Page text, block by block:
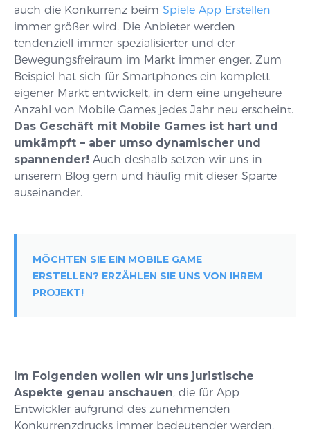
auch die Konkurrenz beim Spiele App Erstellen
immer größer wird. Die Anbieter werden
tendenziell immer spezialisierter und der
Bewegungsfreiraum im Markt immer enger. Zum
Beispiel hat sich für Smartphones ein komplett
eigener Markt entwickelt, in dem eine ungeheure
Anzahl von Mobile Games jedes Jahr neu erscheint.
Das Geschäft mit Mobile Games ist hart und
umkämpft – aber umso dynamischer und
spannender! Auch deshalb setzen wir uns in
unserem Blog gern und häufig mit dieser Sparte
auseinander.
MÖCHTEN SIE EIN MOBILE GAME
ERSTELLEN? ERZÄHLEN SIE UNS VON IHREM
PROJEKT!
Im Folgenden wollen wir uns juristische
Aspekte genau anschauen, die für App
Entwickler aufgrund des zunehmenden
Konkurrenzdrucks immer bedeutender werden.